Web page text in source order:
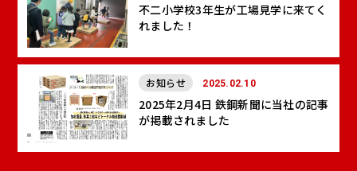
不二小学校3年生が工場見学に来てく
れました！
2025.02.10
お知らせ
2025年2月4日 鉄鋼新聞に当社の記事
が掲載されました